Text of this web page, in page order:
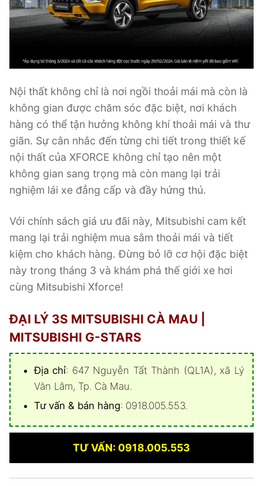
Nội thất không chỉ là nơi ngồi thoải mái mà còn là
không gian được chăm sóc đặc biệt, nơi khách
hàng có thể tận hưởng không khí thoải mái và thư
giãn. Sự cân nhắc đến từng chi tiết trong thiết kế
nội thất của XFORCE không chỉ tạo nên một
không gian sang trọng mà còn mang lại trải
nghiệm lái xe đẳng cấp và đầy hứng thú.
Với chính sách giá ưu đãi này, Mitsubishi cam kết
mang lại trải nghiệm mua sắm thoải mái và tiết
kiệm cho khách hàng. Đừng bỏ lỡ cơ hội đặc biệt
này trong tháng 3 và khám phá thế giới xe hơi
cùng Mitsubishi Xforce!
ĐẠI LÝ 3S MITSUBISHI CÀ MAU |
MITSUBISHI G-STARS
Địa chỉ: 647 Nguyễn Tất Thành (QL1A), xã Lý
Văn Lâm, Tp. Cà Mau.
Tư vấn & bán hàng: 0918.005.553.
TƯ VẤN: 0918.005.553